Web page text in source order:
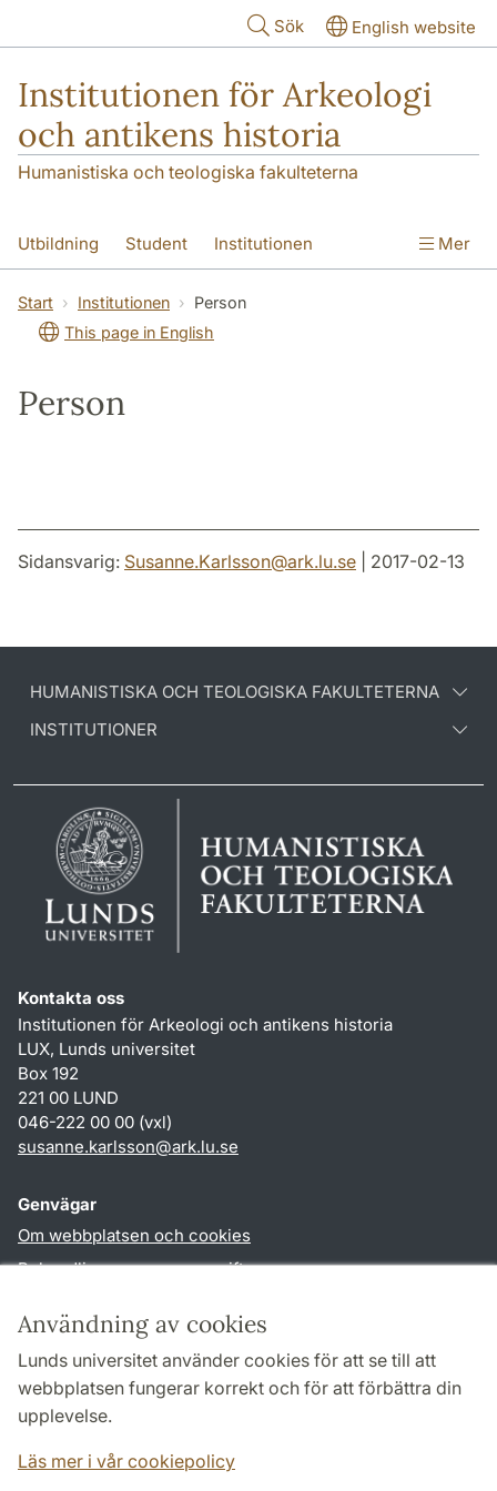
Användning av cookies
Lunds universitet använder cookies för att se till att
webbplatsen fungerar korrekt och för att förbättra din
upplevelse.
Läs mer i vår cookiepolicy
Sök English website
Institutionen för Arkeologi
och antikens historia
Humanistiska och teologiska fakulteterna
Utbildning Student Institutionen
Forskning Kontakt
Mer
Start Institutionen
Person
This page in English
Person
Sidansvarig: Susanne.Karlsson@ark.lu.se | 2017-02-13
HUMANISTISKA OCH TEOLOGISKA FAKULTETERNA
INSTITUTIONER
Kontakta oss
Institutionen för Arkeologi och antikens historia
LUX, Lunds universitet
Box 192
221 00 LUND
046-222 00 00 (vxl)
susanne.karlsson@ark.lu.se
Genvägar
Om webbplatsen och cookies
Behandling av personuppgifter
TYPO3-login
Följ oss i sociala medier